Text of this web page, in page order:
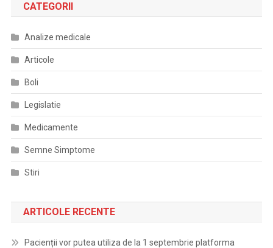
CATEGORII
Analize medicale
Articole
Boli
Legislatie
Medicamente
Semne Simptome
Stiri
ARTICOLE RECENTE
Pacienții vor putea utiliza de la 1 septembrie platforma